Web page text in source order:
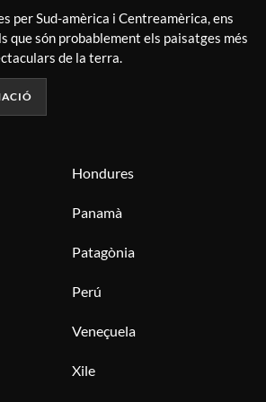
per Sud-amèrica i Centreamèrica, ens
que són probablement els paisatges més
de la terra.
Hondures
Panamà
Patagònia
Perú
Veneçuela
Xile